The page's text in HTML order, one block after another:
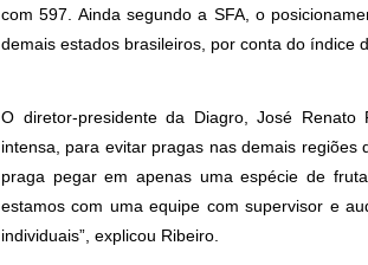
com 597. Ainda segundo a SFA, o
demais estados brasileiros, por conta do índice
O diretor-presidente da Diagro, José
intensa, para evitar pragas nas demais
praga pegar em apenas uma espécie de
estamos com uma equipe com supervisor e
individuais”, explicou Ribeiro.